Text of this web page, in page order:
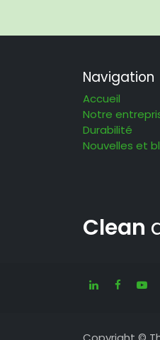
Navigation
Accueil
Notre
Durabilité
Nouvelles et
Clean